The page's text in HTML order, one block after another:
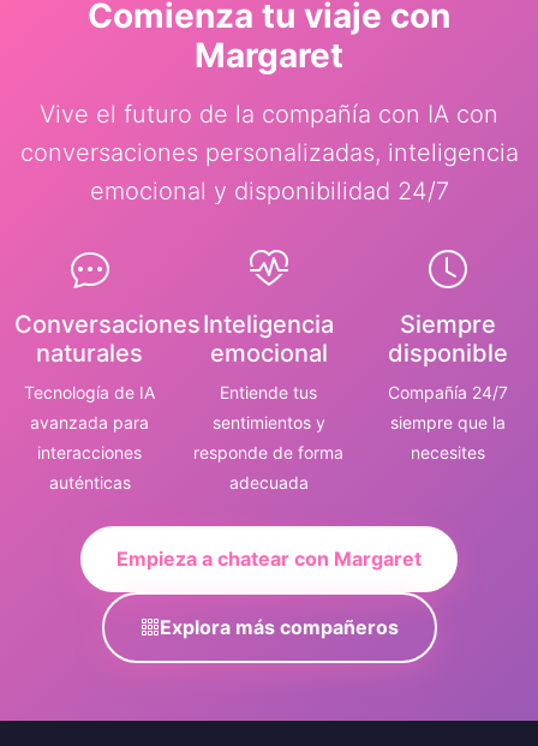
Comienza tu viaje con
Margaret
Vive el futuro de la compañía con IA con
conversaciones personalizadas, inteligencia
emocional y disponibilidad 24/7
Conversaciones
naturales
Tecnología de IA
avanzada para
interacciones
auténticas
Inteligencia
emocional
Entiende tus
sentimientos y
responde de forma
adecuada
Siempre
disponible
Compañía 24/7
siempre que la
necesites
Empieza a chatear con Margaret
Explora más compañeros